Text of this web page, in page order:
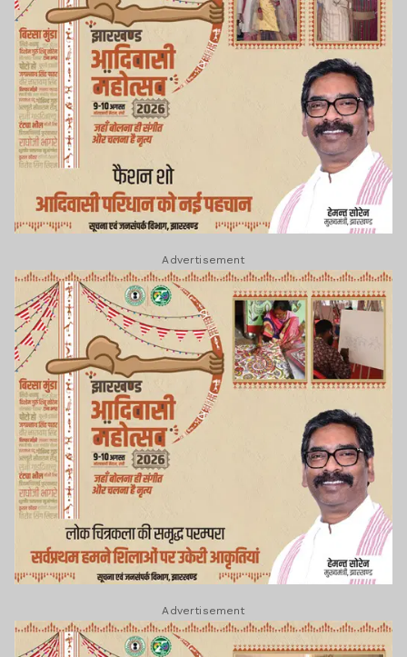
Advertisement
Advertisement